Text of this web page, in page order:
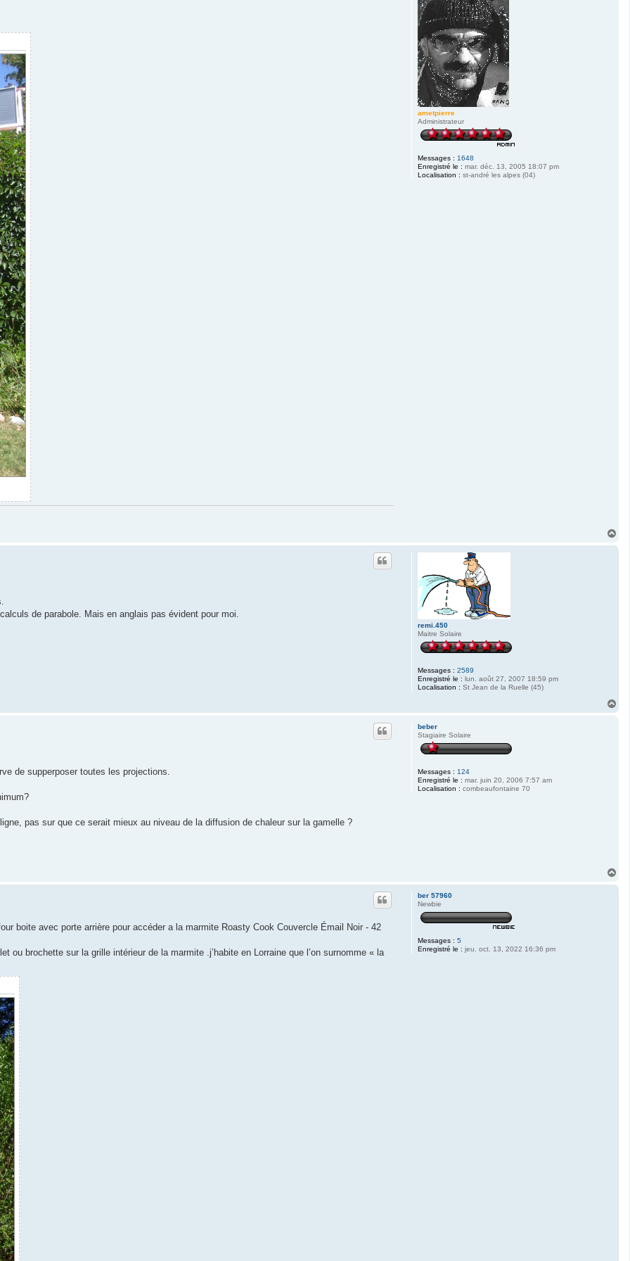
ametpierre
Administrateur
Messages : 1648
Enregistré le : mar. déc. 13, 2005 18:07 pm
Localisation : st-andré les alpes (04)
remi.450
Maitre Solaire
Messages : 2589
Enregistré le : lun. août 27, 2007 18:59 pm
Localisation : St Jean de la Ruelle (45)
de parabole. Mais en anglais pas évident pour moi.
beber
Stagiaire Solaire
Messages : 124
Enregistré le : mar. juin 20, 2006 7:57 am
Localisation : combeaufontaine 70
de supperposer toutes les projections.
pas sur que ce serait mieux au niveau de la diffusion de chaleur sur la gamelle ?
ber 57960
Newbie
Messages : 5
Enregistré le : jeu. oct. 13, 2022 16:36 pm
boite avec porte arrière pour accéder a la marmite Roasty Cook Couvercle Émail Noir - 42
ou brochette sur la grille intérieur de la marmite .j’habite en Lorraine que l’on surnomme « la